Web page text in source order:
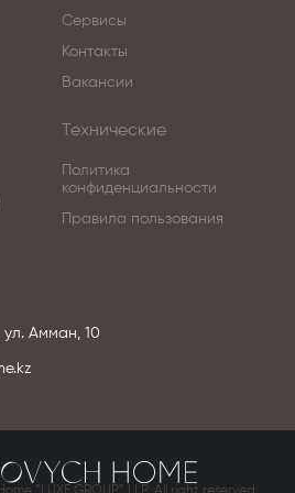
Сервисы
Контакты
Вакансии
Технические
Политика
конфиденциальности
Правила пользования
ул. Амман, 10